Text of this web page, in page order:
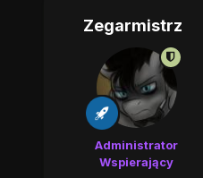
Zegarmistrz
Administrator
Wspierający